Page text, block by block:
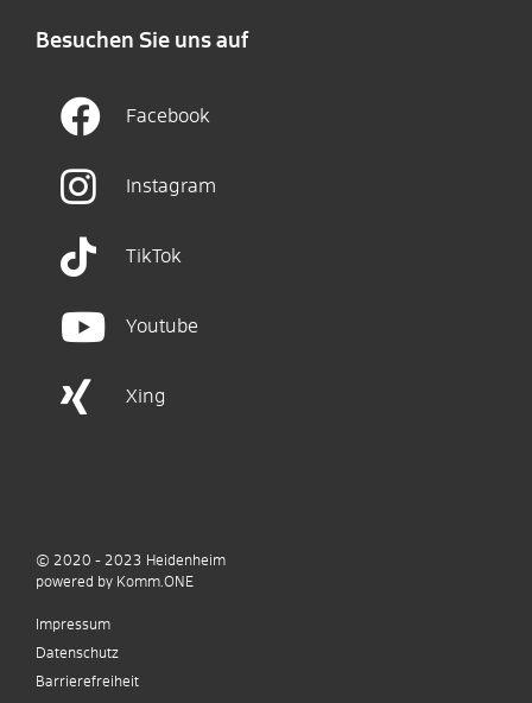
Besuchen Sie uns auf
Facebook
Instagram
TikTok
Youtube
Xing
© 2020 - 2023 Heidenheim
powered by Komm.ONE
Impressum
Datenschutz
Barrierefreiheit